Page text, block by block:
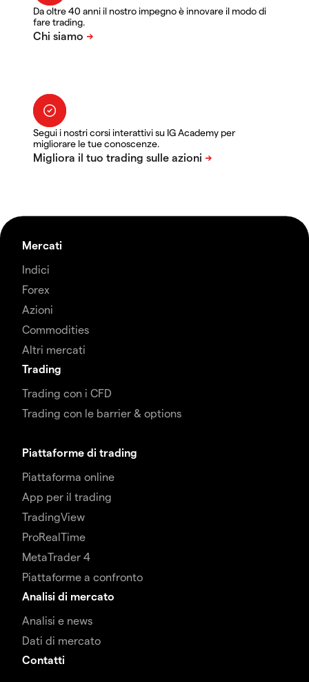
Da oltre 40 anni il nostro impegno è innovare il modo di
fare trading.
Segui i nostri corsi interattivi su IG Academy per
migliorare le tue conoscenze.
Mercati
Indici
Forex
Azioni
Commodities
Altri mercati
Trading
Trading con i CFD
Trading con le barrier & options
Piattaforme di trading
Piattaforma online
App per il trading
TradingView
ProRealTime
MetaTrader 4
Piattaforme a confronto
Analisi di mercato
Analisi e news
Dati di mercato
Contatti